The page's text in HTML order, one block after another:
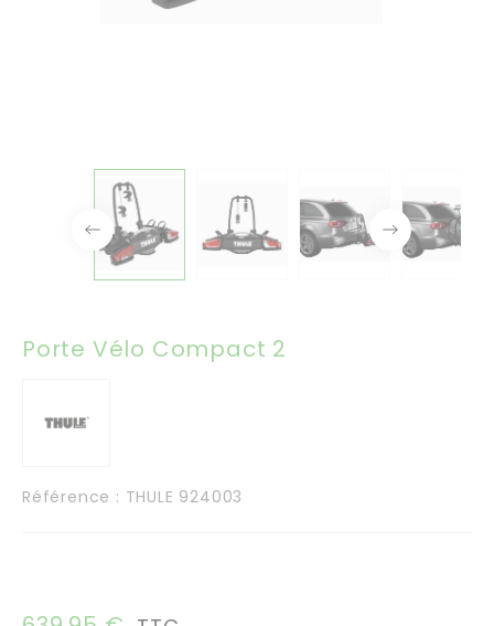
Porte Vélo Compact 2
Référence : THULE 924003